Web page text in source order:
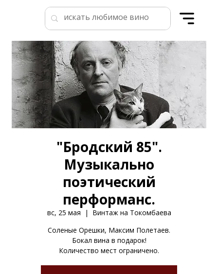
"Бродский 85".
Музыкально
поэтический
перформанс.
вс, 25 мая
  |
Винтаж на Токомбаева
Соленые Орешки, Максим Полетаев.
Бокал вина в подарок!
Количество мест ограничено.